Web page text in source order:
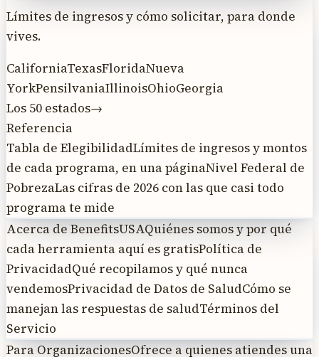
Límites de ingresos y cómo solicitar, para donde
vives.
CaliforniaTexasFloridaNueva
YorkPensilvaniaIllinoisOhioGeorgia
Los 50 estados→
Referencia
Tabla de ElegibilidadLímites de ingresos y montos
de cada programa, en una páginaNivel Federal de
PobrezaLas cifras de 2026 con las que casi todo
programa te mide
Acerca de BenefitsUSAQuiénes somos y por qué
cada herramienta aquí es gratisPolítica de
PrivacidadQué recopilamos y qué nunca
vendemosPrivacidad de Datos de SaludCómo se
manejan las respuestas de saludTérminos del
Servicio
Para OrganizacionesOfrece a quienes atiendes una